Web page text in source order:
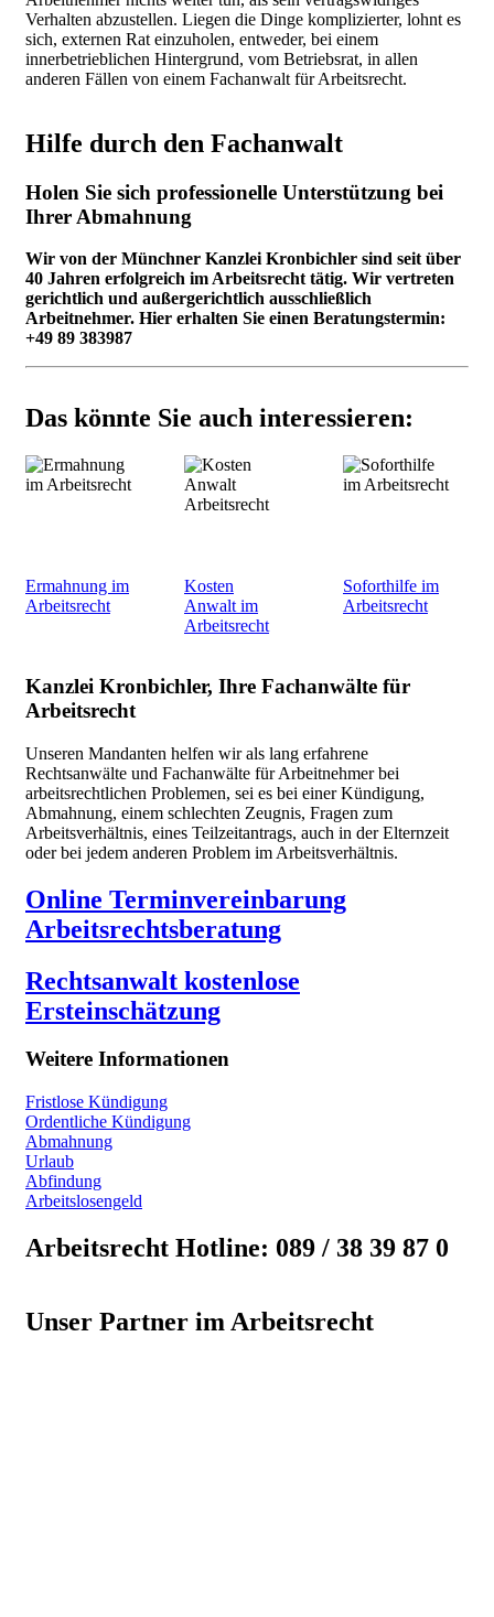
Verhalten abzustellen. Liegen die Dinge komplizierter, lohnt es
sich, externen Rat einzuholen, entweder, bei einem
innerbetrieblichen Hintergrund, vom Betriebsrat, in allen
anderen Fällen von einem Fachanwalt für Arbeitsrecht.
Hilfe durch den Fachanwalt
Holen Sie sich professionelle Unterstützung bei
Ihrer Abmahnung
Wir von der Münchner Kanzlei Kronbichler sind seit über
40 Jahren erfolgreich im Arbeitsrecht tätig. Wir vertreten
gerichtlich und außergerichtlich ausschließlich
Arbeitnehmer. Hier erhalten Sie einen Beratungstermin:
+49 89 383987
Das könnte Sie auch interessieren:
Ermahnung im
Arbeitsrecht
Kosten
Anwalt im
Arbeitsrecht
Soforthilfe im
Arbeitsrecht
Kanzlei Kronbichler, Ihre Fachanwälte für
Arbeitsrecht
Unseren Mandanten helfen wir als lang erfahrene
Rechtsanwälte und Fachanwälte für Arbeitnehmer bei
arbeitsrechtlichen Problemen, sei es bei einer Kündigung,
Abmahnung, einem schlechten Zeugnis, Fragen zum
Arbeitsverhältnis, eines Teilzeitantrags, auch in der Elternzeit
oder bei jedem anderen Problem im Arbeitsverhältnis.
Online Terminvereinbarung
Arbeitsrechtsberatung
Rechtsanwalt kostenlose
Ersteinschätzung
Weitere Informationen
Fristlose Kündigung
Ordentliche Kündigung
Abmahnung
Urlaub
Abfindung
Arbeitslosengeld
Arbeitsrecht Hotline: 089 / 38 39 87 0
Unser Partner im Arbeitsrecht